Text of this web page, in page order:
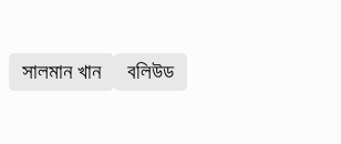
সালমান খান বলিউড